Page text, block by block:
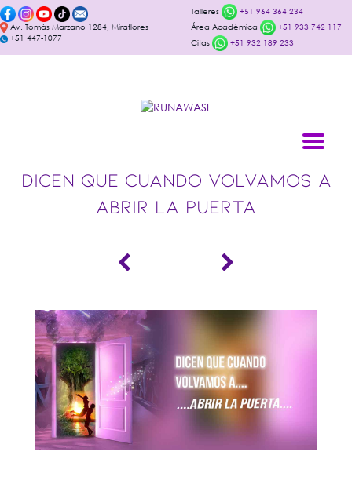
Av. Tomás Marzano 1284, Miraflores
+51 447-1077
Talleres
+51 964 364 234
Área Académica
+51 933 742 117
Citas
+51 932 189 233
DICEN QUE CUANDO VOLVAMOS A
ABRIR LA PUERTA